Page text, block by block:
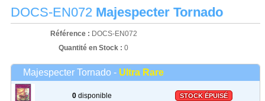
DOCS-EN072 Majespecter Tornado
Référence : DOCS-EN072
Quantité en Stock : 0
Majespecter Tornado - Ultra Rare
0 disponible STOCK ÉPUISÉ